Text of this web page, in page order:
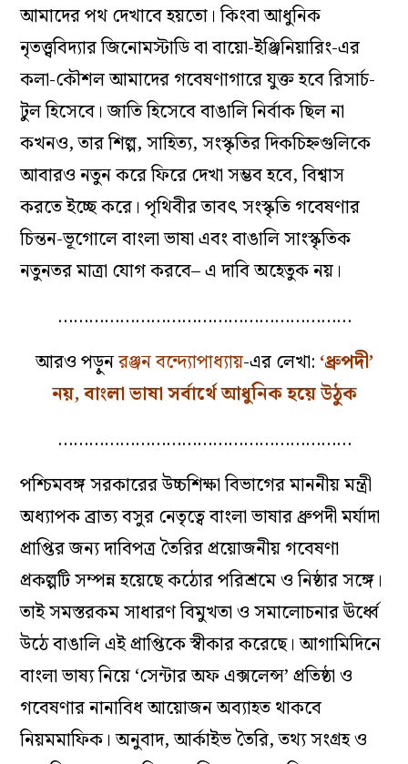
আমাদের পথ দেখাবে হয়তো। কিংবা আধুনিক
নৃতত্ত্ববিদ্যার জিনোমস্টাডি বা বায়ো-ইঞ্জিনিয়ারিং-এর
কলা-কৌশল আমাদের গবেষণাগারে যুক্ত হবে রিসার্চ-
টুল হিসেবে। জাতি হিসেবে বাঙালি নির্বাক ছিল না
কখনও, তার শিল্প, সাহিত্য, সংস্কৃতির দিকচিহ্নগুলিকে
আবারও নতুন করে ফিরে দেখা সম্ভব হবে, বিশ্বাস
করতে ইচ্ছে করে। পৃথিবীর তাবৎ সংস্কৃতি গবেষণার
চিন্তন-ভূগোলে বাংলা ভাষা এবং বাঙালি সাংস্কৃতিক
নতুনতর মাত্রা যোগ করবে– এ দাবি অহেতুক নয়।
…………………………………………………
আরও পড়ুনরঞ্জন বন্দ্যোপাধ্যায়-এর লেখা: ‘ধ্রুপদী’
নয়, বাংলা ভাষা সর্বার্থে আধুনিক হয়ে উঠুক
…………………………………………………
পশ্চিমবঙ্গ সরকারের উচ্চশিক্ষা বিভাগের মাননীয় মন্ত্রী
অধ্যাপক ব্রাত্য বসুর নেতৃত্বে বাংলা ভাষার ধ্রুপদী মর্যাদা
প্রাপ্তির জন্য দাবিপত্র তৈরির প্রয়োজনীয় গবেষণা
প্রকল্পটি সম্পন্ন হয়েছে কঠোর পরিশ্রমে ও নিষ্ঠার সঙ্গে।
তাই সমস্তরকম সাধারণ বিমুখতা ও সমালোচনার ঊর্ধ্বে
উঠে বাঙালি এই প্রাপ্তিকে স্বীকার করেছে। আগামিদিনে
বাংলা ভাষ্য নিয়ে ‘সেন্টার অফ এক্সলেন্স’ প্রতিষ্ঠা ও
গবেষণার নানাবিধ আয়োজন অব্যাহত থাকবে
নিয়মমাফিক। অনুবাদ, আর্কাইভ তৈরি, তথ্য সংগ্রহ ও